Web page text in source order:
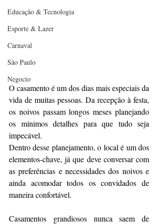
Educação & Tecnologia
Esporte & Lazer
Carnaval
São Paulo
Negocio
O casamento é um dos dias mais especiais da
vida de muitas pessoas. Da recepção à festa,
os noivos passam longos meses planejando
os mínimos detalhes para que tudo seja
impecável.
Dentro desse planejamento, o local é um dos
elementos-chave, já que deve conversar com
as preferências e necessidades dos noivos e
ainda acomodar todos os convidados de
maneira confortável.
Casamentos grandiosos nunca saem de